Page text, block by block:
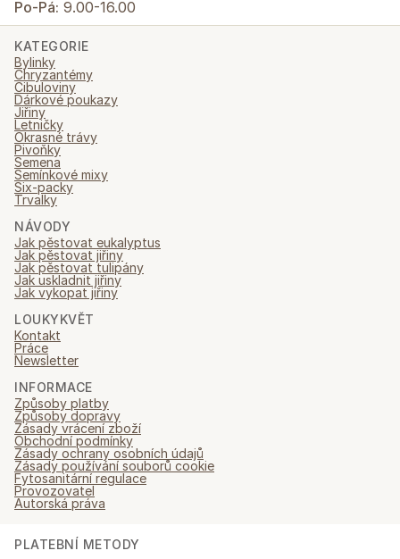
Po-Pá: 9.00-16.00
KATEGORIE
Bylinky
Chryzantémy
Cibuloviny
Dárkové poukazy
Jiřiny
Letničky
Okrasné trávy
Pivoňky
Semena
Semínkové mixy
Six-packy
Trvalky
NÁVODY
Jak pěstovat eukalyptus
Jak pěstovat jiřiny
Jak pěstovat tulipány
Jak uskladnit jiřiny
Jak vykopat jiřiny
LOUKYKVĚT
Kontakt
Práce
Newsletter
INFORMACE
Způsoby platby
Způsoby dopravy
Zásady vrácení zboží
Obchodní podmínky
Zásady ochrany osobních údajů
Zásady používání souborů cookie
Fytosanitární regulace
Provozovatel
Autorská práva
PLATEBNÍ METODY